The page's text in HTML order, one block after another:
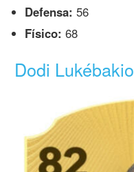
Defensa: 56
Físico: 68
Dodi Lukébakio